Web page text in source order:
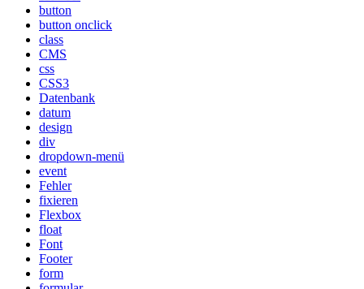
button
button onclick
class
CMS
css
CSS3
Datenbank
datum
design
div
dropdown-menü
event
Fehler
fixieren
Flexbox
float
Font
Footer
form